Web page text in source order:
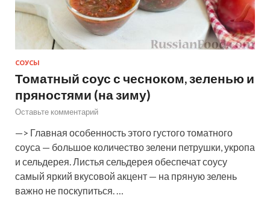
СОУСЫ
Томатный соус с чесноком, зеленью и
пряностями (на зиму)
Оставьте комментарий
—> Главная особенность этого густого томатного
соуса — большое количество зелени петрушки, укропа
и сельдерея. Листья сельдерея обеспечат соусу
самый яркий вкусовой акцент — на пряную зелень
важно не поскупиться. …